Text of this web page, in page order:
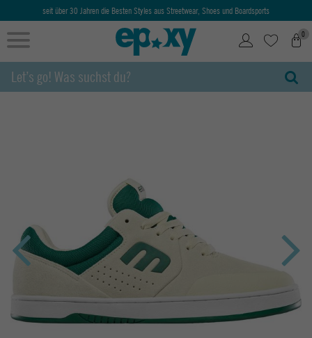
seit über 30 Jahren die Besten Styles aus Streetwear, Shoes und Boardsports
0